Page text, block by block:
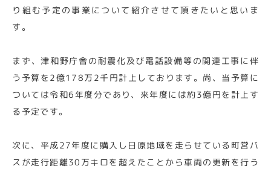
り組む予定の事業について紹介させて頂きたいと思いま
す。
まず、津和野庁舎の耐震化及び電話設備等の関連工事に伴
う予算を2億178万2千円計上しております。尚、当予算に
ついては令和6年度分であり、来年度には約3億円を計上す
る予定です。
次に、平成27年度に購入し日原地域を走らせている町営バ
スが走行距離30万キロを超えたことから車両の更新を行う